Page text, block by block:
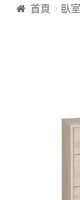
展示
首頁 臥